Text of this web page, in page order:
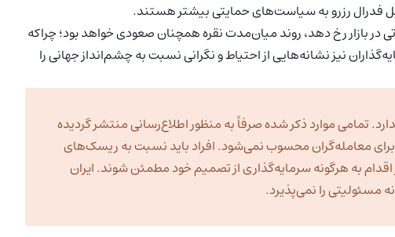
فدرال رزرو به سیاست‌های حمایتی بیشتر هستند.
در بازار رخ دهد، روند میان‌مدت نقره همچنان صعودی خواهد بود؛ چراکه
نیز نشانه‌هایی از احتیاط و نگرانی نسبت به چشم‌انداز جهانی را
تمامی موارد ذکر شده صرفاً به منظور اطلاع‌رسانی منتشر گردیده
معامله‌گران محسوب نمی‌شود. افراد باید نسبت به ریسک‌های
اقدام به هرگونه سرمایه‌گذاری از تصمیم خود مطمئن شوند. ایران
مسئولیتی را نمی‌پذیرد.